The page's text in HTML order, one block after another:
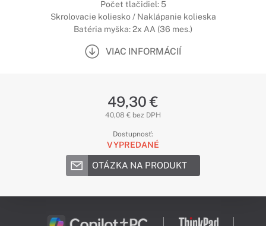
Počet tlačidiel: 5
Skrolovacie koliesko / Naklápanie kolieska
Batéria myška: 2x AA (36 mes.)
VIAC INFORMÁCIÍ
49,30 €
40,08 € bez DPH
Dostupnosť:
VYPREDANÉ
OTÁZKA NA PRODUKT